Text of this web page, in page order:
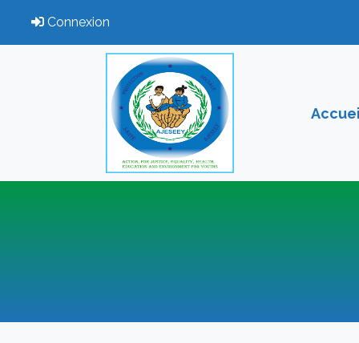
Connexion